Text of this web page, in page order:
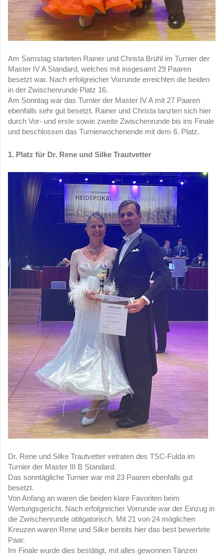
Am Samstag starteten Rainer und Christa Brühl im Turnier der
Master IV A Standard, welches mit insgesamt 29 Paaren
besetzt war. Nach erfolgreicher Vorrunde erreichten die beiden
in der Zwischenrunde Platz 16.
Am Sonntag war das Turnier der Master IV A mit 27 Paaren
ebenfalls sehr gut besetzt. Rainer und Christa tanzten sich hier
durch Vor- und erste sowie zweite Zwischenrunde bis ins Finale
und beschlossen das Turnierwochenende mit dem 6. Platz.
1. Platz für Dr. Rene und Silke Trautvetter
Dr. Rene und Silke Trautvetter vetraten des TSC-Fulda im
Turnier der Master III B Standard.
Das sonntägliche Turnier war mit 23 Paaren ebenfalls gut
besetzt.
Von Anfang an waren die beiden klare Favoriten beim
Wertungsgericht. Nach erfolgreicher Vorrunde war der Einzug in
die Zwischenrunde obligatorisch. Mit 21 von 24 möglichen
Kreuzen waren Rene und Silke bereits hier das best bewertete
Paar.
Im Finale wurde dies bestätigt, mit alles gewonnen Tänzen